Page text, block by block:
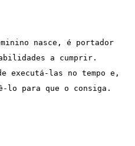
nasce, é portador
a cumprir.
executá-las no tempo e,
lo para que o consiga.